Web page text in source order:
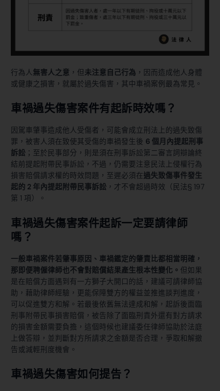
行為人無害人之意 ，但未注意自己行為 ，因而造成他人身體
或健康之損害，就屬於過失傷害，其中車禍案例最為常見。
車禍過失傷害案件有起訴時效嗎？
因駕車肇事造成他人受傷者，可能會成立刑法上的過失致傷
罪，被害人須在致使其受傷的車禍發生後 6 個月內提起刑事
訴訟 ；至於民事部分，則是須在刑事訴訟第二審言詞辯論終
結前提起附帶民事訴訟，不過，仍需要注意民法上侵權行為
損害賠償請求權的時效問題，至遲必須在過失致傷事件發生
起的 2 年內提起附帶民事訴訟 ，才不會超過時效（ 民法§ 197
第 1 項）。
車禍過失傷害案件起訴一定要請律師
嗎？
一般車禍案件若肇事原因、車禍鑑定的肇責比都相當明確，
那即便聘僱律師也不會對賠償結果產生根本性變化。 但如果
是在賠償方面遇到有一方獅子大開口的話，建議可請律師協
助，藉助律師經驗，更能保障雙方的權益並推進談判進度，
可以促進雙方和解。若最後依舊無法達成和解，起訴後面臨
刑事附帶民事損害賠償，被告除了面臨刑責外還有對方請求
的損害金額需要負擔，這個時候也建議委任律師協助於法庭
上做答辯，並判斷對方所請求之金額是否合理，爭取和解撤
告或減輕刑度機會。
車禍過失傷害如何提告？